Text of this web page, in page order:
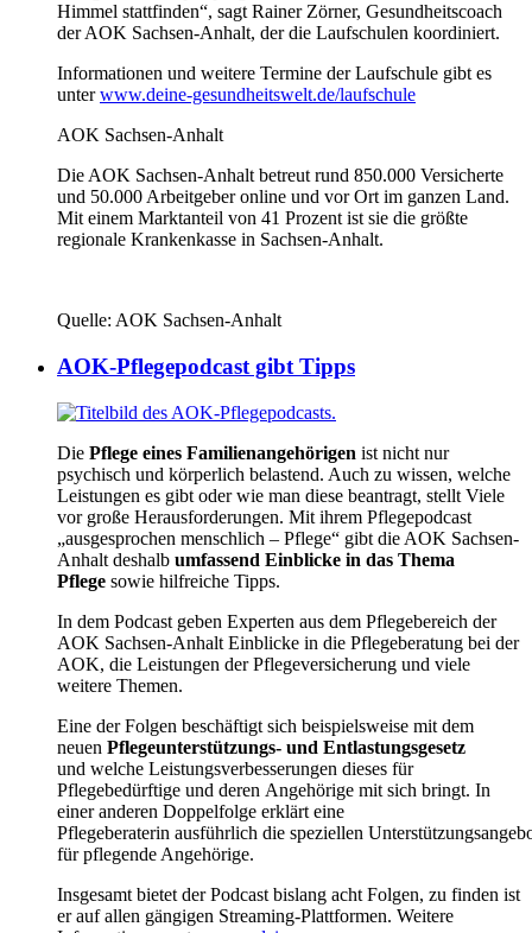
Himmel stattfinden“, sagt Rainer Zörner, Gesundheitscoach
der AOK Sachsen-Anhalt, der die Laufschulen koordiniert.
Informationen und weitere Termine der Laufschule gibt es
unterwww.deine-gesundheitswelt.de/laufschule
AOK Sachsen-Anhalt
Die AOK Sachsen-Anhalt betreut rund 850.000 Versicherte
und 50.000 Arbeitgeber online und vor Ort im ganzen Land.
Mit einem Marktanteil von 41 Prozent ist sie die größte
regionale Krankenkasse in Sachsen-Anhalt.
Quelle: AOK Sachsen-Anhalt
AOK-Pflegepodcast gibt Tipps
Die Pflege eines Familienangehörigen ist nicht nur
psychisch und körperlich belastend. Auch zu wissen, welche
Leistungen es gibt oder wie man diese beantragt, stellt Viele
vor große Herausforderungen. Mit ihrem Pflegepodcast
„ausgesprochen menschlich – Pflege“ gibt die AOK Sachsen-
Anhalt deshalb umfassend Einblicke in das Thema
Pflege sowie hilfreiche Tipps.
In dem Podcast geben Experten aus dem Pflegebereich der
AOK Sachsen-Anhalt Einblicke in die Pflegeberatung bei der
AOK, die Leistungen der Pflegeversicherung und viele
weitere Themen.
Eine der Folgen beschäftigt sich beispielsweise mit dem
neuen Pflegeunterstützungs- und Entlastungsgesetz
und welche Leistungsverbesserungen dieses für
Pflegebedürftige und deren Angehörige mit sich bringt. In
einer anderen Doppelfolge erklärt eine
Pflegeberaterin ausführlich die speziellen
für pflegende Angehörige.
Insgesamt bietet der Podcast bislang acht Folgen, zu finden ist
er auf allen gängigen Streaming-Plattformen. Weitere